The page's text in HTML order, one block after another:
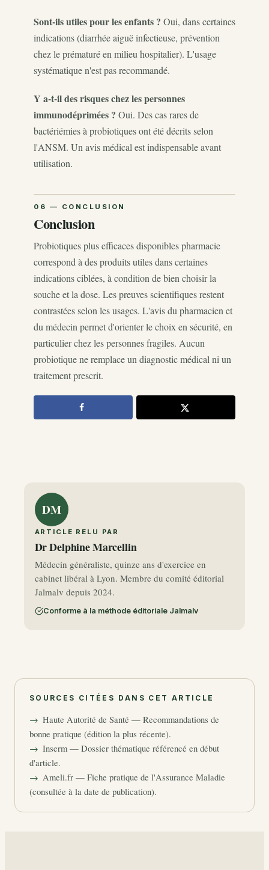
Sont-ils utiles pour les enfants ? Oui, dans certaines
indications (diarrhée aiguë infectieuse, prévention
chez le prématuré en milieu hospitalier). L'usage
systématique n'est pas recommandé.
Y a-t-il des risques chez les personnes
immunodéprimées ? Oui. Des cas rares de
bactériémies à probiotiques ont été décrits selon
l'ANSM. Un avis médical est indispensable avant
utilisation.
Conclusion
Probiotiques plus efficaces disponibles pharmacie
correspond à des produits utiles dans certaines
indications ciblées, à condition de bien choisir la
souche et la dose. Les preuves scientifiques restent
contrastées selon les usages. L'avis du pharmacien et
du médecin permet d'orienter le choix en sécurité, en
particulier chez les personnes fragiles. Aucun
probiotique ne remplace un diagnostic médical ni un
traitement prescrit.
DM
ARTICLE RELU PAR
Dr Delphine Marcellin
Médecin généraliste, quinze ans d'exercice en
cabinet libéral à Lyon. Membre du comité éditorial
Jalmalv depuis 2024.
Conforme à la méthode éditoriale Jalmalv
SOURCES CITÉES DANS CET ARTICLE
Haute Autorité de Santé — Recommandations de
bonne pratique (édition la plus récente).
Inserm — Dossier thématique référencé en début
d'article.
Ameli.fr — Fiche pratique de l'Assurance Maladie
(consultée à la date de publication).